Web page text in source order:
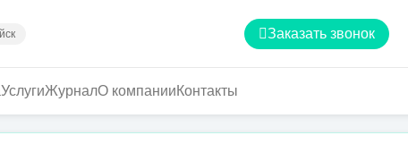
Заказать звонок
УслугиЖурналО компанииКонтакты